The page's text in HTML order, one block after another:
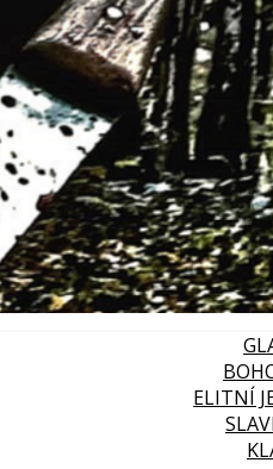
ELITNÍ